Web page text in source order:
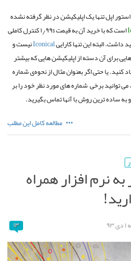
اپل تنها یک اپلیکیشن در نظر گرفته نشده
است که با خرید آن به قیمت $۱٫۹۹ کنترل کاملی
البته این تنها کاراییIconicalنیست و
برای آن دسته از اپلیکیشن هایی که بیشتر
کنید. یا حتی اگر بعنوان مثال از نحوه‌ی شماره
توانید برخی شماره های مورد نظر خود را بر
به ساده ترین روش با آنها تماس بگیرید.
مطالعه کامل این مطلب
نرم افزار همراه
۱۳